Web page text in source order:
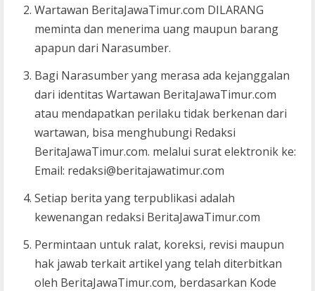
Wartawan BeritaJawaTimur.com DILARANG
meminta dan menerima uang maupun barang
apapun dari Narasumber.
Bagi Narasumber yang merasa ada kejanggalan
dari identitas Wartawan BeritaJawaTimur.com
atau mendapatkan perilaku tidak berkenan dari
wartawan, bisa menghubungi Redaksi
BeritaJawaTimur.com. melalui surat elektronik ke:
Email: redaksi@beritajawatimur.com
Setiap berita yang terpublikasi adalah
kewenangan redaksi BeritaJawaTimur.com
Permintaan untuk ralat, koreksi, revisi maupun
hak jawab terkait artikel yang telah diterbitkan
oleh BeritaJawaTimur.com, berdasarkan Kode